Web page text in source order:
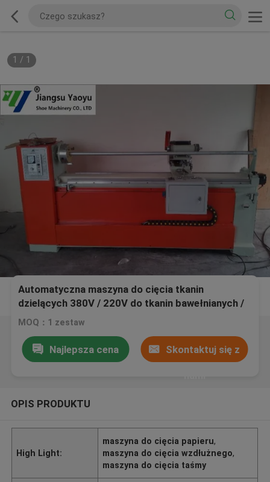
1 / 1
Automatyczna maszyna do cięcia tkanin
dzielących 380V / 220V do tkanin bawełnianych /
namiotowych
MOQ：1 zestaw
Najlepsza cena Skontaktuj się z
OPIS PRODUKTU
High Light:
maszyna do cięcia papieru,
maszyna do cięcia wzdłużnego,
maszyna do cięcia taśmy